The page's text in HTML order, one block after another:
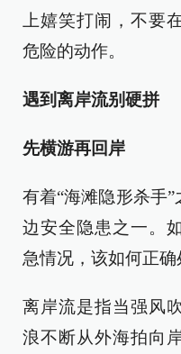
上嬉笑打闹，不要
危险的动作。
遇到离岸流别硬拼
先横游再回岸
有着“海滩隐形杀手
边安全隐患之一。
急情况，该如何正确
离岸流是指当强风
浪不断从外海拍向